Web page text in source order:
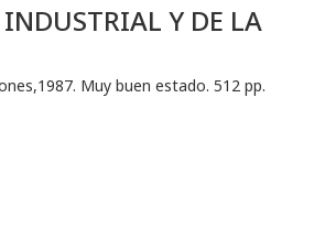
Y DE LA
Muy buen estado. 512 pp.